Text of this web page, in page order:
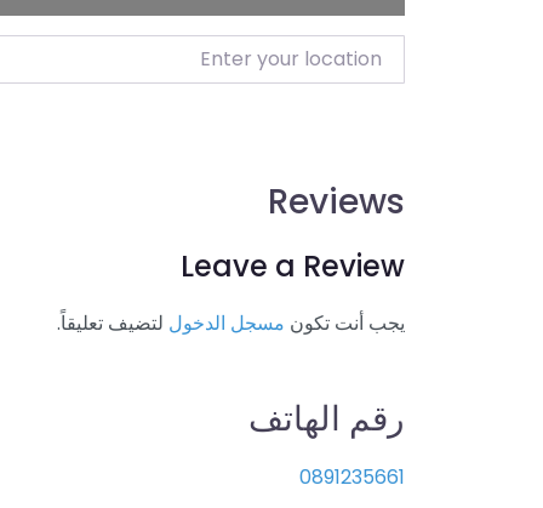
Enter your location
Reviews
Leave a Review
يجب أنت تكون مسجل الدخول لتضيف تعليقاً.
رقم الهاتف
0891235661